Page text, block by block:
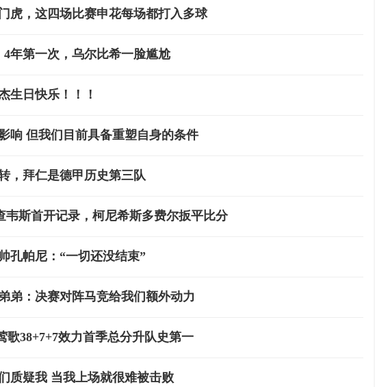
虎，这四场比赛申花每场都打入多球
年第一次，乌尔比希一脸尴尬
生日快乐！！！
响 但我们目前具备重塑自身的条件
，拜仁是德甲历史第三队
韦斯首开记录，柯尼希斯多费尔扳平比分
孔帕尼：“一切还没结束”
弟：决赛对阵马竞给我们额外动力
歌38+7+7效力首季总分升队史第一
质疑我 当我上场就很难被击败